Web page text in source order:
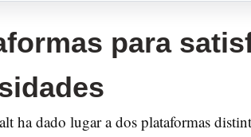
para
ha dado lugar a dos plataformas